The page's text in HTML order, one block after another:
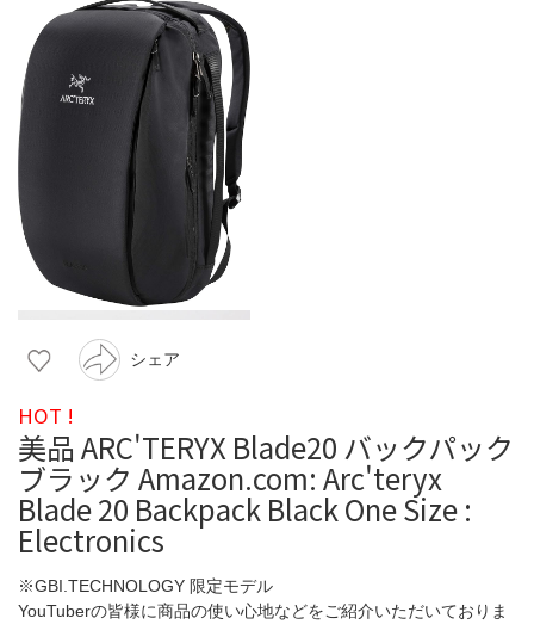
シェア
HOT !
美品 ARC'TERYX Blade20 バックパック
ブラック Amazon.com: Arc'teryx
Blade 20 Backpack Black One Size :
Electronics
※GBI.TECHNOLOGY 限定モデル
YouTuberの皆様に商品の使い心地などをご紹介いただいておりま